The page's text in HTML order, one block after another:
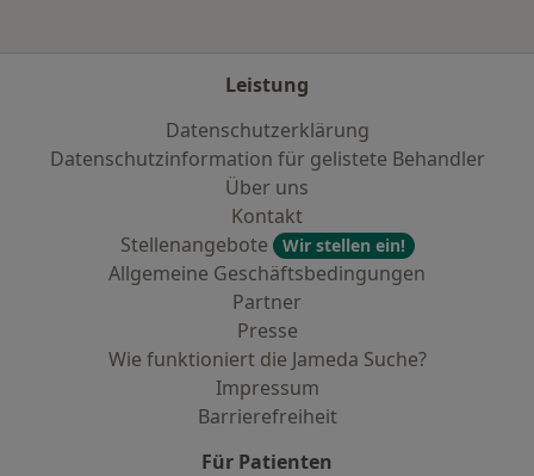
Leistung
Datenschutzerklärung
Datenschutzinformation für gelistete Behandler
Über uns
Kontakt
Stellenangebote
Wir stellen ein!
Allgemeine Geschäftsbedingungen
Partner
Presse
Wie funktioniert die Jameda Suche?
Impressum
Barrierefreiheit
Für Patienten